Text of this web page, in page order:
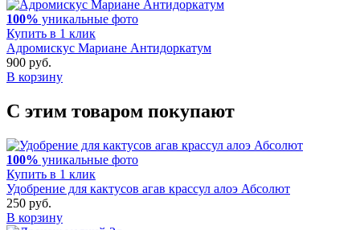
100% уникальные фото
Купить в 1 клик
Адромискус Мариане Антидоркатум
900 руб.
В корзину
С этим товаром покупают
100% уникальные фото
Купить в 1 клик
Удобрение для кактусов агав крассул алоэ Абсолют
250 руб.
В корзину